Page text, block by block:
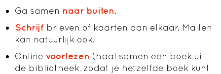
Ga samen naar buiten.
Schrijf brieven of kaarten aan elkaar. Mailen
kan natuurlijk ook.
Online voorlezen (haal samen een boek uit
de bibliotheek, zodat je hetzelfde boek kunt